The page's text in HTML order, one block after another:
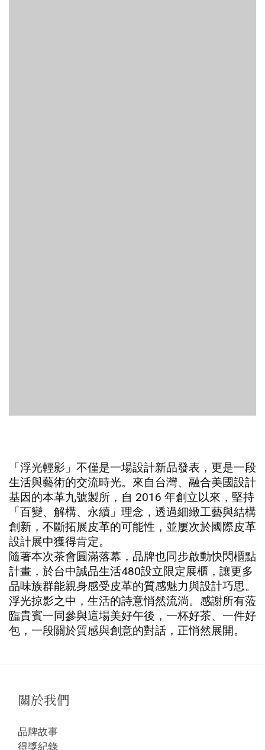
「浮光輕影」不僅是一場設計新品發表，更是一段
生活與藝術的交流時光。來自台灣、融合美國設計
基因的本革九號製所，自 2016 年創立以來，堅持
「百變、解構、永續」理念，透過細緻工藝與結構
創新，不斷拓展皮革的可能性，並屢次於國際皮革
設計展中獲得肯定。
隨著本次茶會圓滿落幕，品牌也同步啟動快閃櫃點
計畫，於台中誠品生活480設立限定展櫃，讓更多
品味族群能親身感受皮革的質感魅力與設計巧思。
浮光掠影之中，生活的詩意悄然流淌。感謝所有蒞
臨貴賓一同參與這場美好午後，一杯好茶、一件好
包，一段關於質感與創意的對話，正悄然展開。
關於我們
品牌故事
得獎紀錄